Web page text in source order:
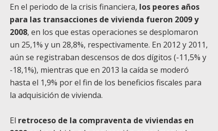
En el periodo de la crisis financiera, los peores años
para las transacciones de vivienda fueron 2009 y
2008, en los que estas operaciones se desplomaron
un 25,1% y un 28,8%, respectivamente. En 2012 y 2011,
aún se registraban descensos de dos dígitos (-11,5% y
-18,1%), mientras que en 2013 la caída se moderó
hasta el 1,9% por el fin de los beneficios fiscales para
la adquisición de vivienda.
El retroceso de la compraventa de viviendas en